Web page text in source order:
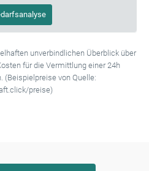
unverbindlichen Überblick über
für die Vermittlung einer 24h
(Beispielpreise von Quelle:
preise)